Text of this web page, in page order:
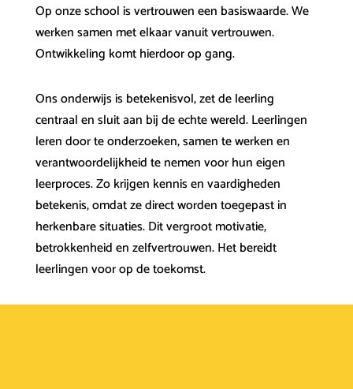
Op onze school is vertrouwen een basiswaarde. We
werken samen met elkaar vanuit vertrouwen.
Ontwikkeling komt hierdoor op gang.
Ons onderwijs is betekenisvol, zet de leerling
centraal en sluit aan bij de echte wereld. Leerlingen
leren door te onderzoeken, samen te werken en
verantwoordelijkheid te nemen voor hun eigen
leerproces. Zo krijgen kennis en vaardigheden
betekenis, omdat ze direct worden toegepast in
herkenbare situaties. Dit vergroot motivatie,
betrokkenheid en zelfvertrouwen. Het bereidt
leerlingen voor op de toekomst.